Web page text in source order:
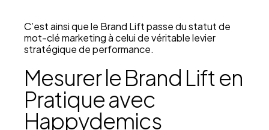
C’est ainsi que le Brand Lift passe du statut de
mot-clé marketing à celui de véritable levier
stratégique de performance.
Mesurer le Brand Lift en
Pratique avec
Happydemics